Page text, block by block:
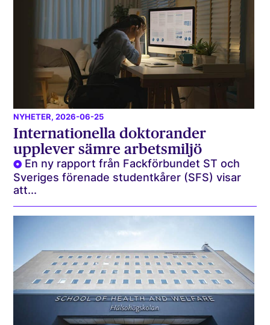
NYHETER, 2026-06-25
Internationella doktorander
upplever sämre arbetsmiljö
En ny rapport från Fackförbundet ST och
Sveriges förenade studentkårer (SFS) visar
att...